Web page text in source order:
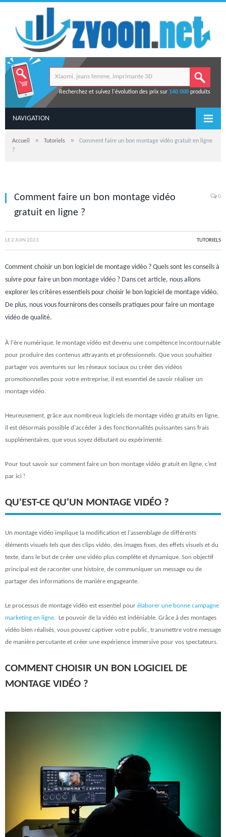
Recherchez et suivez l'évolution des prix sur 140 000produits
NAVIGATION
Accueil » Tutoriels »
Comment faire un bon montage vidéo gratuit en ligne
?
Comment faire un bon montage vidéo
gratuit en ligne ?
0
LE2 JUIN 2023 TUTORIELS
Comment choisir un bon logiciel de montage vidéo ? Quels sont les conseils à
suivre pour faire un bon montage vidéo ? Dans cet article, nous allons
explorer les critères essentiels pour choisir le bon logiciel de montage vidéo.
De plus, nous vous fournirons des conseils pratiques pour faire un montage
vidéo de qualité.
À l'ère numérique, le montage vidéo est devenu une compétence incontournable
pour produire des contenus attrayants et professionnels. Que vous souhaitiez
partager vos aventures sur les réseaux sociaux ou créer des vidéos
promotionnelles pour votre entreprise, il est essentiel de savoir réaliser un
montage vidéo.
Heureusement, grâce aux nombreux logiciels de montage vidéo gratuits en ligne,
il est désormais possible d'accéder à des fonctionnalités puissantes sans frais
supplémentaires, que vous soyez débutant ou expérimenté.
Pour tout savoir sur comment faire un bon montage vidéo gratuit en ligne, c’est
par ici !
QU'EST-CE QU'UN MONTAGE VIDÉO ?
Un montage vidéo implique la modification et l'assemblage de différents
éléments visuels tels que des clips vidéo, des images fixes, des effets visuels et du
texte, dans le but de créer une vidéo plus complète et dynamique. Son objectif
principal est de raconter une histoire, de communiquer un message ou de
partager des informations de manière engageante.
Le processus de montage vidéo est essentiel pour élaborer une bonne campagne
marketing en ligne. Le pouvoir de la vidéo est indéniable. Grâce à des montages
vidéo bien réalisés, vous pouvez captiver votre public, transmettre votre message
de manière percutante et créer une expérience immersive pour vos spectateurs.
COMMENT CHOISIR UN BON LOGICIEL DE
MONTAGE VIDÉO ?